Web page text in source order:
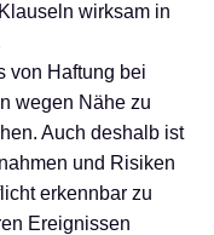
wirksam in
von Haftung bei
wegen Nähe zu
Auch deshalb ist
und Risiken
erkennbar zu
Ereignissen